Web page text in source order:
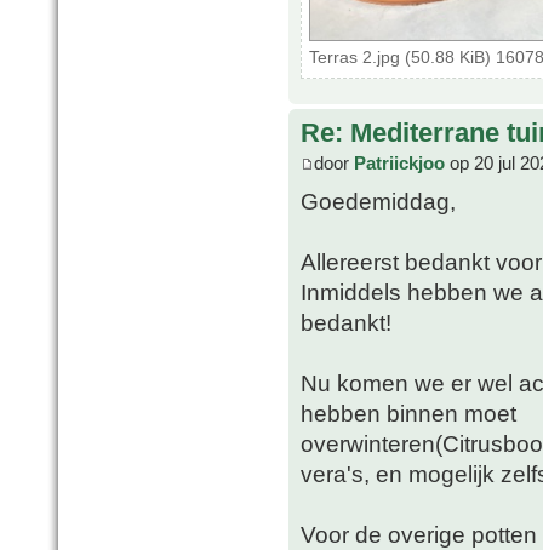
Terras 2.jpg (50.88 KiB)
Re: Mediterrane
door Patriickjoo op 20 jul
Goedemiddag,
Allereerst bedankt
Inmiddels hebben we
bedankt!
Nu komen we er wel
hebben binnen moet
vera's, en mogelijk
Voor de overige